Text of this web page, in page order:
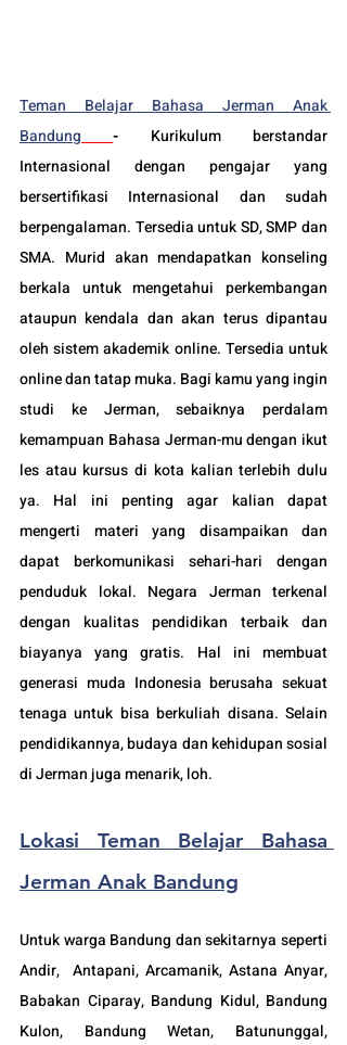
Teman Belajar Bahasa Jerman Anak
Bandung
-
Kurikulum berstandar
Internasional dengan pengajar yang
bersertifikasi Internasional dan sudah
berpengalaman. Tersedia untuk SD, SMP dan
SMA. Murid akan mendapatkan konseling
berkala untuk mengetahui perkembangan
ataupun kendala dan akan terus dipantau
oleh sistem akademik online. Tersedia untuk
online dan tatap muka. Bagi kamu yang ingin
studi ke Jerman, sebaiknya perdalam
kemampuan Bahasa Jerman-mu dengan ikut
les atau kursus di kota kalian terlebih dulu
ya. Hal ini penting agar kalian dapat
mengerti materi yang disampaikan dan
dapat berkomunikasi sehari-hari dengan
penduduk lokal. Negara Jerman terkenal
dengan kualitas pendidikan terbaik dan
biayanya yang gratis. Hal ini membuat
generasi muda Indonesia berusaha sekuat
tenaga untuk bisa berkuliah disana. Selain
pendidikannya, budaya dan kehidupan sosial
di Jerman juga menarik, loh.
Lokasi Teman Belajar Bahasa
Jerman Anak Bandung
Andir,  Antapani, Arcamanik, Astana Anyar,
Babakan Ciparay, Bandung Kidul, Bandung
Kulon, Bandung Wetan, Batununggal,